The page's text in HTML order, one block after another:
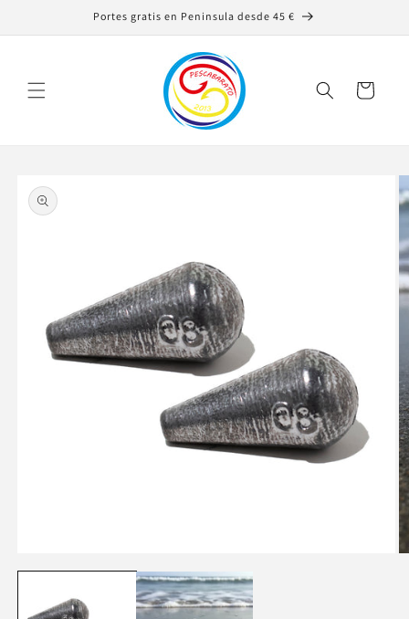
conteúdo
Portes gratis en Peninsula desde 45 €
Carrinho
informação
do produto
conteúdo
em